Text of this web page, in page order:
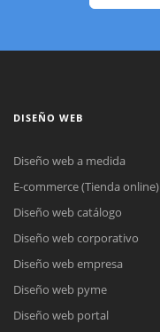
DISEÑO WEB
Diseño web a medida
E-commerce (Tienda online)
Diseño web catálogo
Diseño web corporativo
Diseño web empresa
Diseño web pyme
Diseño web portal